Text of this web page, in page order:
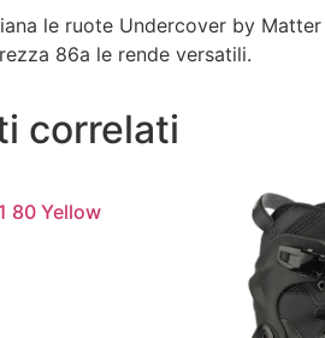
le ruote Undercover by Matter
86a le rende versatili.
correlati
80 Yellow